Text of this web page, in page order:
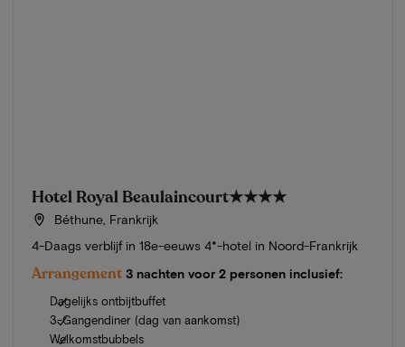
Hotel Royal Beaulaincourt★★★★
Béthune, Frankrijk
4-Daags verblijf in 18e-eeuws 4*-hotel in Noord-Frankrijk
Arrangement 3 nachten voor 2 personen inclusief:
Dagelijks ontbijtbuffet
3-Gangendiner (dag van aankomst)
Welkomstbubbels